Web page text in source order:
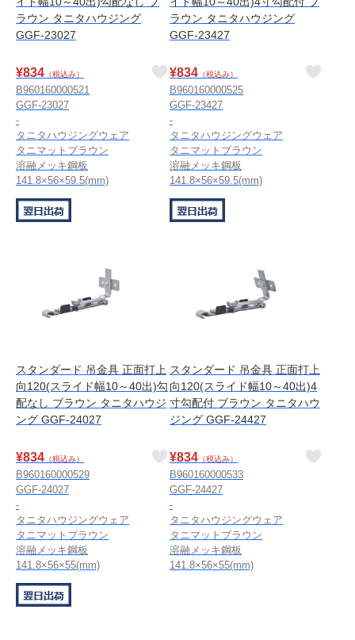
ラウン タニタハウジング
GGF-23027
¥834 （税込み）
B960160000521
GGF-23027
-
タニタハウジングウェア
タニマットブラウン
溶融メッキ鋼板
141.8×56×59.5(mm)
ラウン タニタハウジング
GGF-23427
¥834 （税込み）
B960160000525
GGF-23427
-
タニタハウジングウェア
タニマットブラウン
溶融メッキ鋼板
141.8×56×59.5(mm)
スタンダード 吊金具 正面打上
向120(スライド幅10～40出)勾
配なし ブラウン タニタハウジ
ング GGF-24027
¥834 （税込み）
B960160000529
GGF-24027
-
タニタハウジングウェア
タニマットブラウン
溶融メッキ鋼板
141.8×56×55(mm)
スタンダード 吊金具 正面打上
向120(スライド幅10～40出)4
寸勾配付 ブラウン タニタハウ
ジング GGF-24427
¥834 （税込み）
B960160000533
GGF-24427
-
タニタハウジングウェア
タニマットブラウン
溶融メッキ鋼板
141.8×56×55(mm)